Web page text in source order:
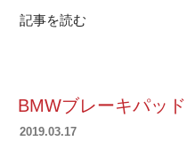
記事を読む
BMWブレーキパッ
投
2019.03.17